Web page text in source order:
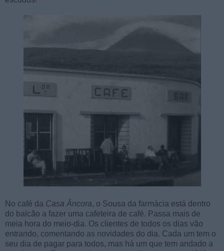
No café da Casa Âncora, o Sousa da farmácia está dentro
do balcão a fazer uma cafeteira de café. Passa mais de
meia hora do meio-dia. Os clientes de todos os dias vão
entrando, comentando as novidades do dia. Cada um tem o
seu dia de pagar para todos, mas há um que tem andado a